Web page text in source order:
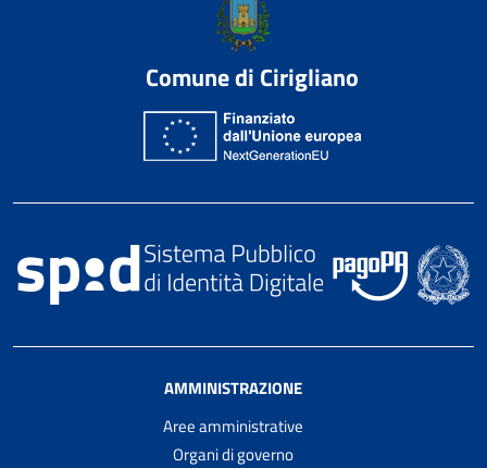
Comune di Cirigliano
AMMINISTRAZIONE
Aree amministrative
Organi di governo